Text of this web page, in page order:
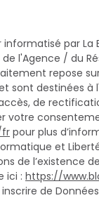
par La
l'Agence / du
repose
sont destinées à
de
votre
frpour plus
et
de l’existence
ici : https://
de